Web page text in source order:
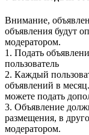
Внимание,
объявления будут
модератором.
1. Подать
пользователь
2. Каждый
объявлений в
можете подать
3. Объявление
размещения, в
модератором.